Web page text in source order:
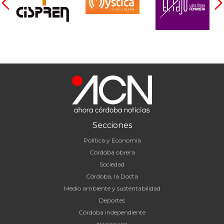
Secciones
Política y Economía
Córdoba obrera
Sociedad
Córdoba, la Docta
Medio ambiente y sustentabilidad
Deportes
Córdoba independiente